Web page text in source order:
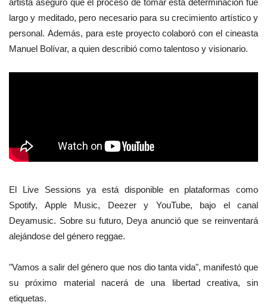
largo y meditado, pero necesario para su crecimiento artístico y
personal. Además, para este proyecto colaboró con el cineasta
Manuel Bolívar, a quien describió como talentoso y visionario.
El Live Sessions ya está disponible en plataformas como
Spotify, Apple Music, Deezer y YouTube, bajo el canal
Deyamusic. Sobre su futuro, Deya anunció que se reinventará
alejándose del género reggae.
"Vamos a salir del género que nos dio tanta vida", manifestó que
su próximo material nacerá de una libertad creativa, sin
etiquetas.